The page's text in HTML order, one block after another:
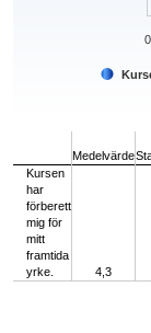
0
Medelvärde
Kursen
har
förberett
mig för
mitt
framtida
yrke.
4,3